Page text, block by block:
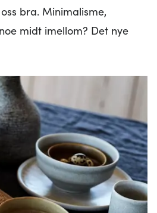
bra. Minimalisme,
midt imellom? Det nye